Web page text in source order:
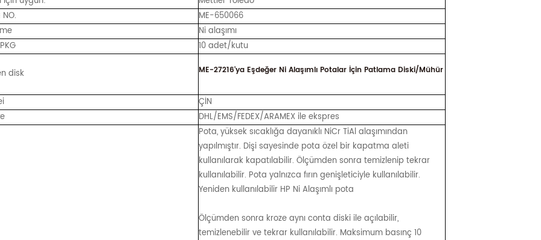
ME-650066
Ni alaşımı
10 adet/kutu
disk ME-27216'ya Eşdeğer Ni Alaşımlı Potalar İçin Patlama Diski/Mühür
ÇİN
DHL/EMS/FEDEX/ARAMEX ile ekspres
Pota, yüksek sıcaklığa dayanıklı NiCr TiAl alaşımından
yapılmıştır. Dişi sayesinde pota özel bir kapatma aleti
kullanılarak kapatılabilir. Ölçümden sonra temizlenip tekrar
kullanılabilir. Pota yalnızca fırın genişleticiyle kullanılabilir.
Yeniden kullanılabilir HP Ni Alaşımlı pota
Ölçümden sonra kroze aynı conta diski ile açılabilir,
temizlenebilir ve tekrar kullanılabilir. Maksimum basınç 10